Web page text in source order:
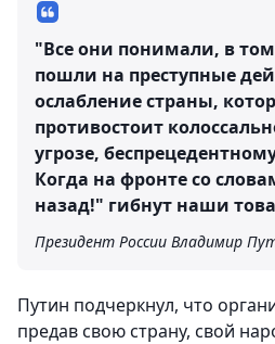
"Все они понимали, в
пошли на преступные
ослабление страны,
противостоит
угрозе,
Когда на фронте со
назад!" гибнут наши
Президент России Владимир
Путин подчеркнул, что
предав свою страну, свой